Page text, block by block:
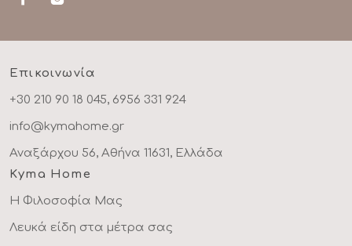
Επικοινωνία
+30 210 90 18 045, 6956 331 924
info@kymahome.gr
Αναξάρχου 56, Αθήνα 11631, Ελλάδα
Kyma Home
Η Φιλοσοφία Μας
Λευκά είδη στα μέτρα σας